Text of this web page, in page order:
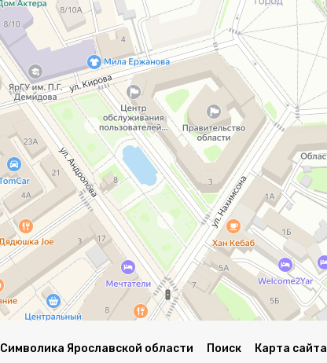
Символика Ярославской области Поиск Карта сайта